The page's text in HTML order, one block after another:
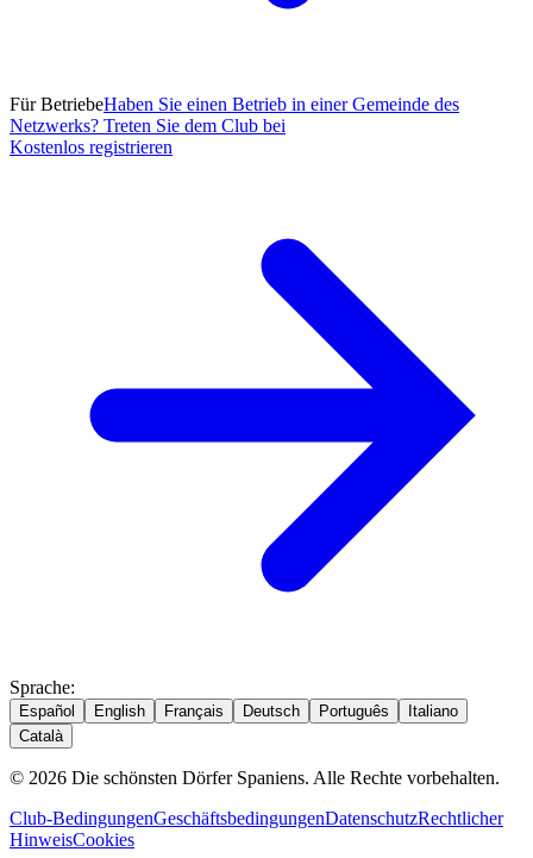
Für BetriebeHaben Sie einen Betrieb in einer Gemeinde des
Netzwerks? Treten Sie dem Club bei
Kostenlos registrieren
Sprache:
Español English Français Deutsch Português
Italiano
Català
© 2026 Die schönsten Dörfer Spaniens. Alle Rechte vorbehalten.
Club-BedingungenGeschäftsbedingungenDatenschutzRechtlicher
HinweisCookies